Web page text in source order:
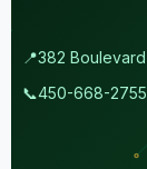
📍382
📞450-668-2755